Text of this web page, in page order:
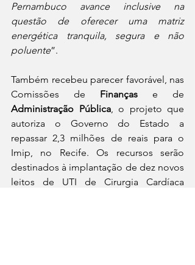
Pernambuco avance inclusive na
questão de oferecer uma matriz
energética tranquila, segura e não
poluente”.
Também recebeu parecer favorável, nas
Comissões de Finanças
Administração Pública, o projeto que
autoriza o Governo do Estado a
repassar 2,3 milhões de reais para o
Imip, no Recife. Os recursos serão
destinados à implantação de dez novos
leitos de UTI de Cirurgia Cardíaca